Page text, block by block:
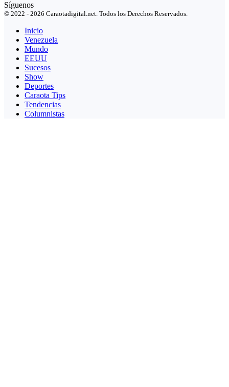
Síguenos
© 2022 - 2026 Caraotadigital.net. Todos los Derechos Reservados.
Inicio
Venezuela
Mundo
EEUU
Sucesos
Show
Deportes
Caraota Tips
Tendencias
Columnistas